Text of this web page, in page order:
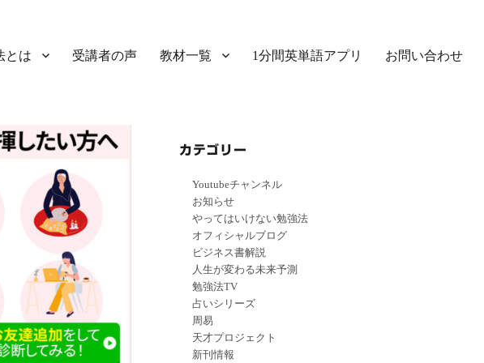
とは 受講者の声 教材一覧 1分間英単語アプリ お問い合わせ
カテゴリー
Youtubeチャンネル
お知らせ
やってはいけない勉強法
オフィシャルブログ
ビジネス書解説
人生が変わる未来予測
勉強法TV
占いシリーズ
周易
天才プロジェクト
新刊情報